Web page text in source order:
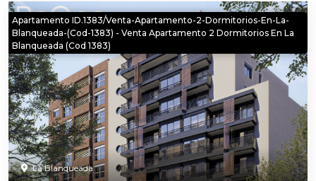
Apartamento ID.1383/Venta-Apartamento-2-Dormitorios-En-La-
Blanqueada-(cod-1383) - Venta Apartamento 2 Dormitorios En La
Blanqueada (cod 1383)
La Blanqueada